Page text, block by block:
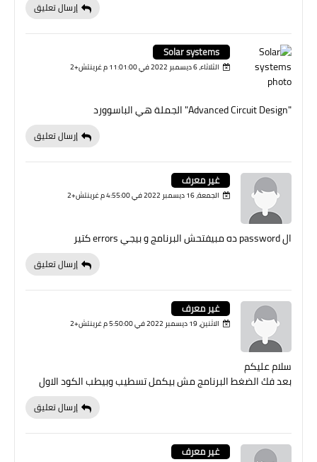
إرسال تعليق
Solar systems
الثلاثاء، 6 ديسمبر 2022 في 11:01:00 م غرينتش+2
"Advanced Circuit Design" الجملة هي الباسوورد
إرسال تعليق
غير معرف
الجمعة، 16 ديسمبر 2022 في 4:55:00 م غرينتش+2
ال password ده مبيفتحش البرنامج و بيجي errors كتير
إرسال تعليق
غير معرف
الاثنين، 19 ديسمبر 2022 في 5:50:00 م غرينتش+2
سلام عليكم
بعد فك الضغط البرنامج مش بيكمل تسطيب وبيطب الكود الاول
إرسال تعليق
غير معرف